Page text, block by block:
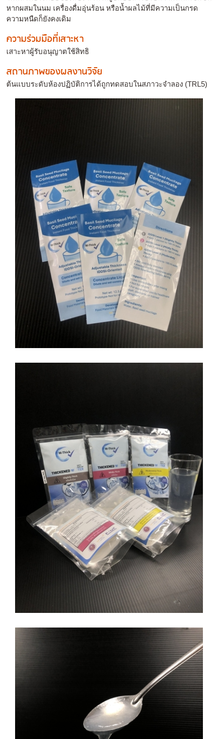
หากผสมในนม เครื่องดื่มอุ่นร้อน หรือน้ำผลไม้ที่มีความเป็นกรด
ความหนืดก็ยังคงเดิม
ความร่วมมือที่เสาะหา
เสาะหาผู้รับอนุญาตใช้สิทธิ
สถานภาพของผลงานวิจัย
ต้นแบบระดับห้องปฏิบัติการได้ถูกทดสอบในสภาวะจำลอง (TRL5)